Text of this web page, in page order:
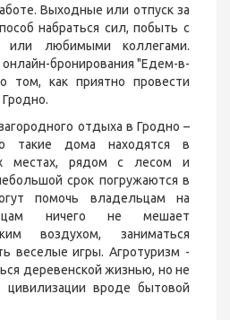
Выходные или отпуск за
набраться сил, побыть с
или любимыми коллегами.
бронирования "Едем-в-
том, как приятно провести
отдыха в Гродно –
такие дома находятся в
местах, рядом с лесом и
срок погружаются в
помочь владельцам на
ничего не мешает
воздухом, заниматься
веселые игры. Агротуризм -
деревенской жизнью, но не
цивилизации вроде бытовой